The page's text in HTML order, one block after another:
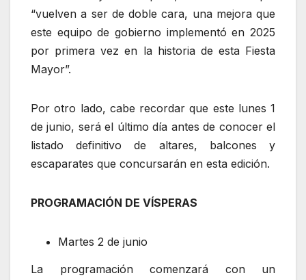
“vuelven a ser de doble cara, una mejora que
este equipo de gobierno implementó en 2025
por primera vez en la historia de esta Fiesta
Mayor”.
Por otro lado, cabe recordar que este lunes 1
de junio, será el último día antes de conocer el
listado definitivo de altares, balcones y
escaparates que concursarán en esta edición.
PROGRAMACIÓN DE VÍSPERAS
Martes 2 de junio
La programación comenzará con un